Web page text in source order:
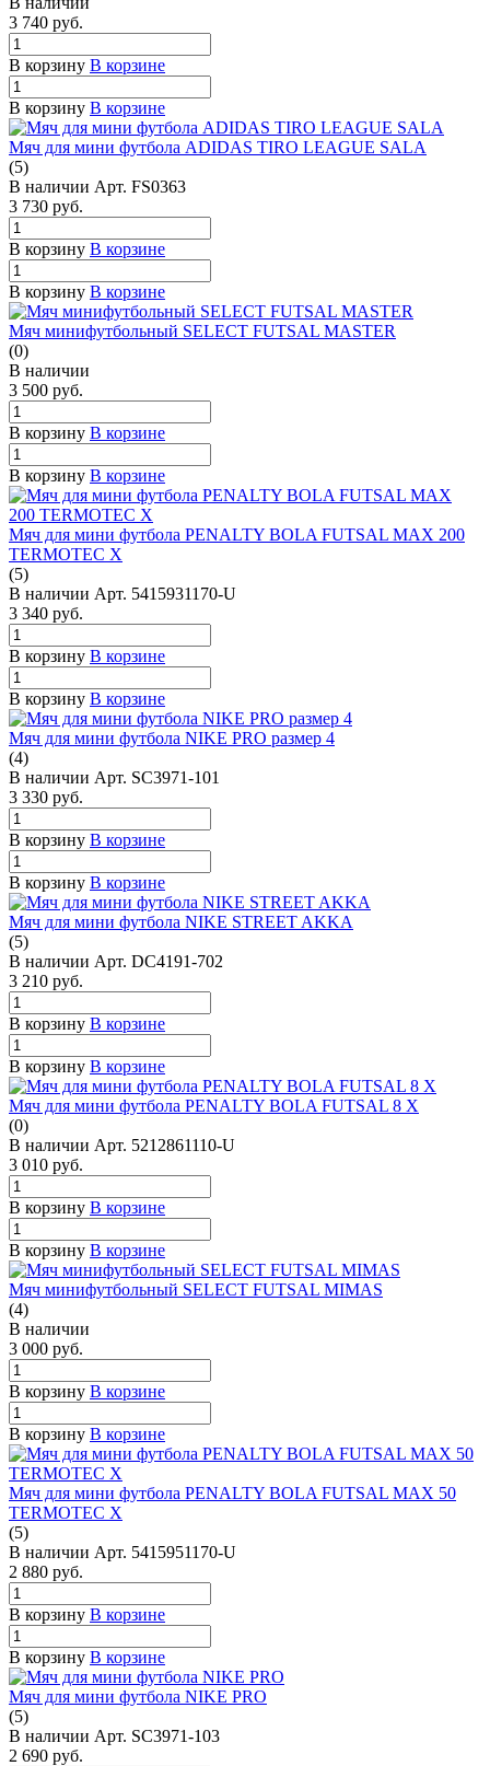
3 740 руб.
В корзину В корзине
В корзину В корзине
Мяч для мини футбола ADIDAS TIRO LEAGUE SALA
(5)
В наличии Арт. FS0363
3 730 руб.
В корзину В корзине
В корзину В корзине
Мяч минифутбольный SELECT FUTSAL MASTER
(0)
В наличии
3 500 руб.
В корзину В корзине
В корзину В корзине
Мяч для мини футбола PENALTY BOLA FUTSAL MAX 200
TERMOTEC X
(5)
В наличии Арт. 5415931170-U
3 340 руб.
В корзину В корзине
В корзину В корзине
Мяч для мини футбола NIKE PRO размер 4
(4)
В наличии Арт. SC3971-101
3 330 руб.
В корзину В корзине
В корзину В корзине
Мяч для мини футбола NIKE STREET AKKA
(5)
В наличии Арт. DC4191-702
3 210 руб.
В корзину В корзине
В корзину В корзине
Мяч для мини футбола PENALTY BOLA FUTSAL 8 X
(0)
В наличии Арт. 5212861110-U
3 010 руб.
В корзину В корзине
В корзину В корзине
Мяч минифутбольный SELECT FUTSAL MIMAS
(4)
В наличии
3 000 руб.
В корзину В корзине
В корзину В корзине
Мяч для мини футбола PENALTY BOLA FUTSAL MAX 50
TERMOTEC X
(5)
В наличии Арт. 5415951170-U
2 880 руб.
В корзину В корзине
В корзину В корзине
Мяч для мини футбола NIKE PRO
(5)
В наличии Арт. SC3971-103
2 690 руб.